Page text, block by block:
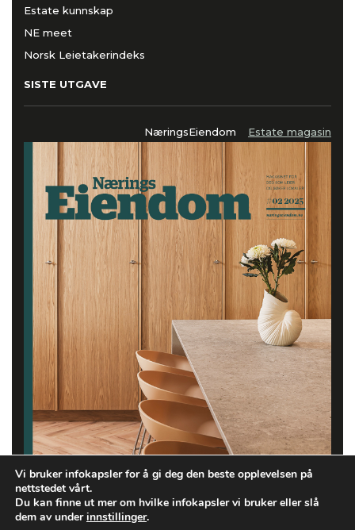
Estate kunnskap
NE meet
Norsk Leietakerindeks
SISTE UTGAVE
NæringsEiendom Estate magasin
Vi bruker infokapsler for å gi deg den beste opplevelsen på
nettstedet vårt.
Du kan finne ut mer om hvilke infokapsler vi bruker eller slå
dem av underinnstillinger.